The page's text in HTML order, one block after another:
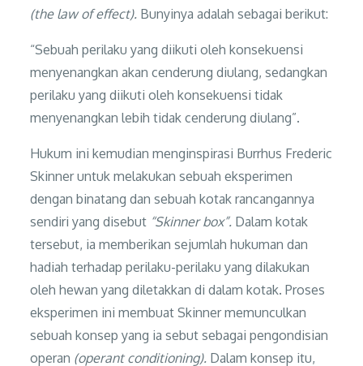
(the law of effect). Bunyinya adalah sebagai berikut:
“Sebuah perilaku yang diikuti oleh konsekuensi
menyenangkan akan cenderung diulang, sedangkan
perilaku yang diikuti oleh konsekuensi tidak
menyenangkan lebih tidak cenderung diulang”.
Hukum ini kemudian menginspirasi Burrhus Frederic
Skinner untuk melakukan sebuah eksperimen
dengan binatang dan sebuah kotak rancangannya
sendiri yang disebut “Skinner box”. Dalam kotak
tersebut, ia memberikan sejumlah hukuman dan
hadiah terhadap perilaku-perilaku yang dilakukan
oleh hewan yang diletakkan di dalam kotak. Proses
eksperimen ini membuat Skinner memunculkan
sebuah konsep yang ia sebut sebagai pengondisian
operan (operant conditioning). Dalam konsep itu,